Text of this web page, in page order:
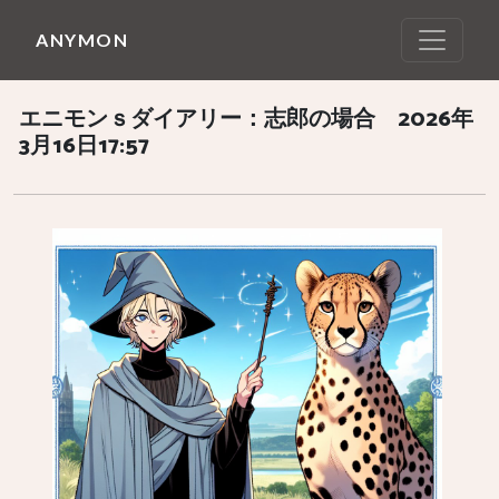
ANYMON
エニモンｓダイアリー：志郎の場合 2026年
3月16日17:57